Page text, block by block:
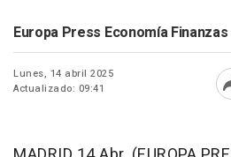
Europa Press Economía Finanzas
Lunes, 14 abril 2025
Actualizado: 09:41